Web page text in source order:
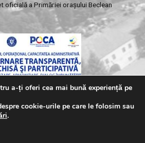
oficială a Primăriei orașului Beclean
Beclean. Toate drepturile
a-ți oferi cea mai bună experiență pe
cookie-urile pe care le folosim sau
.